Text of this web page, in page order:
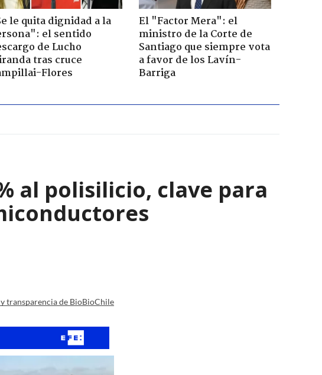
le quita dignidad a la
el sentido
de Lucho
tras cruce
Flores
El "Factor Mera": el
ministro de la Corte de
Santiago que siempre vota
a favor de los Lavín-
Barriga
al polisilicio, clave para
transparencia de BioBioChile